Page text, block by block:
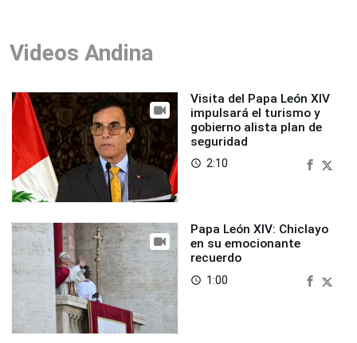
Videos Andina
Visita del Papa León XIV
impulsará el turismo y
gobierno alista plan de
seguridad
access_time 2:10
Papa León XIV: Chiclayo
en su emocionante
recuerdo
access_time 1:00